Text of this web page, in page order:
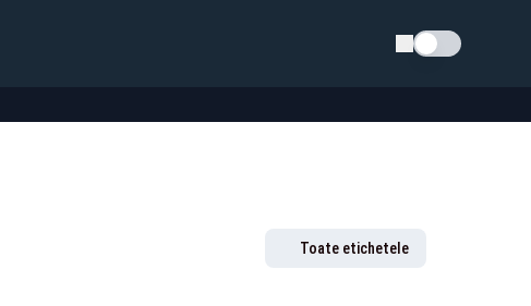
Schimba tema
Toate etichetele